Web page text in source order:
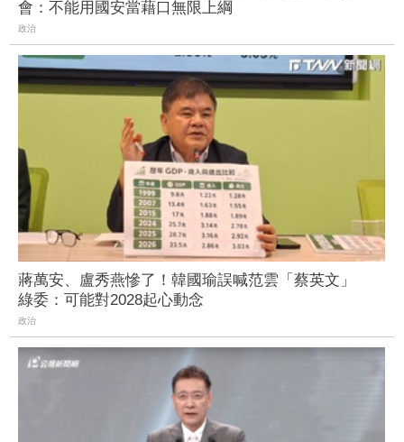
會：不能用國安當藉口無限上綱
政治
蔣萬安、盧秀燕慘了！韓國瑜誤喊范雲「蔡英文」
綠委：可能對2028起心動念
政治